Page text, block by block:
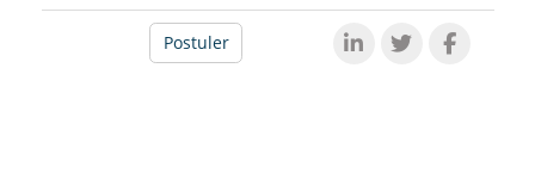
Postuler